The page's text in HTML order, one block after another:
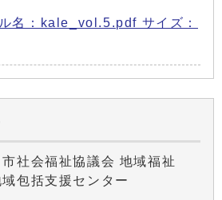
名：kale_vol.5.pdf サイズ：
社会福祉協議会 地域福祉
包括支援センター